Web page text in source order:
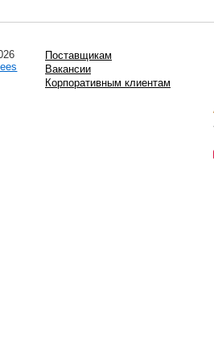
Поставщикам
Вакансии
Корпоративным клиентам